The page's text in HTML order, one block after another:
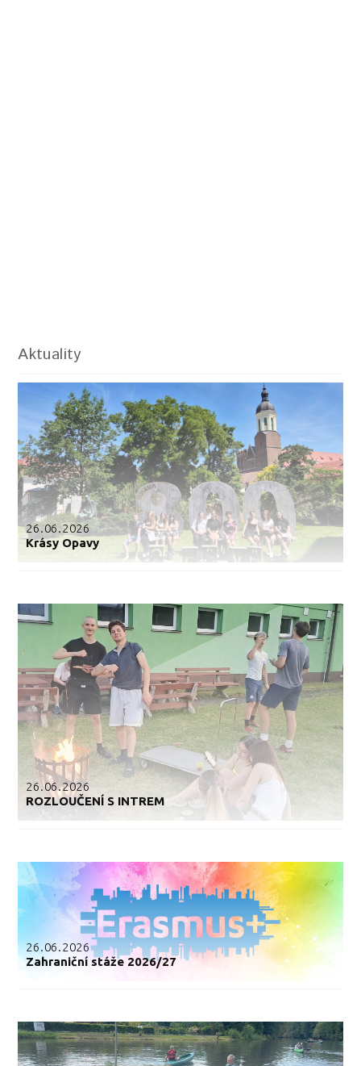
Aktuality
26.06.2026
Krásy Opavy
26.06.2026
ROZLOUČENÍ S INTREM
26.06.2026
Zahraniční stáže 2026/27